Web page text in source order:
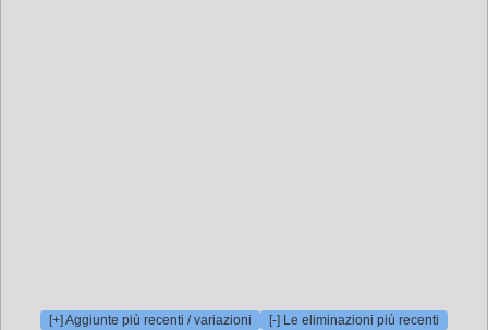
[+] Aggiunte più recenti / variazioni
[-] Le eliminazioni più recenti